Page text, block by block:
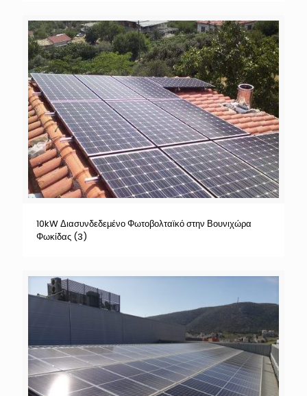
10kW Διασυνδεδεμένο Φωτοβολταϊκό στην Βουνιχώρα
Φωκίδας (3)